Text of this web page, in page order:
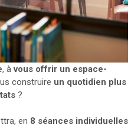
, àvous offrir un espace-
construire un quotidien plus
?
en 8 séances individuelles